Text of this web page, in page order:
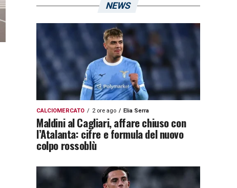
NEWS
CALCIOMERCATO 2 ore ago Elia Serra
Maldini al Cagliari, affare chiuso con
l’Atalanta: cifre e formula del nuovo
colpo rossoblù